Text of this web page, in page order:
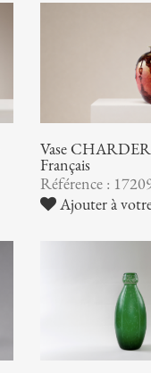
Vase
Français
Référence :
Ajouter à